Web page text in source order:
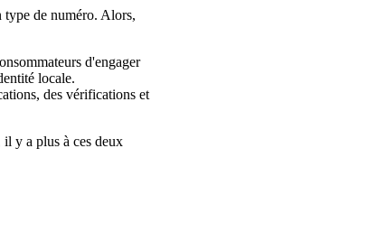
de numéro. Alors,
d'engager
locale.
des vérifications et
y a plus à ces deux